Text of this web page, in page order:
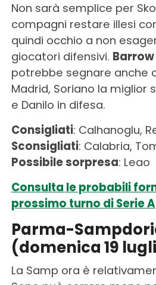
Non sarà semplice per
compagni restare illesi
quindi occhio a non
giocatori difensivi. Barrow
potrebbe segnare anche
Madrid, Soriano la miglior
e Danilo in difesa.
Consigliati: Calhanoglu,
Sconsigliati: Calabria,
Possibile sorpresa: Leao
Consulta le probabili
prossimo turno di Serie A
Parma-
(domenica 19
La Samp ora è